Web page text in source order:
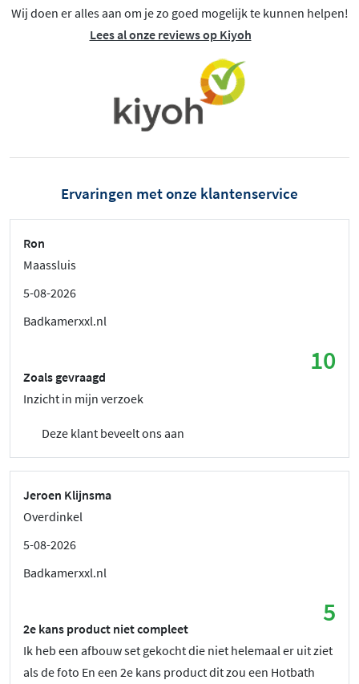
Wij doen er alles aan om je zo goed mogelijk te kunnen helpen!
Lees al onze reviews op Kiyoh
Ervaringen met onze klantenservice
Ron
Maassluis
5-08-2026
Badkamerxxl.nl
10
Zoals gevraagd
Inzicht in mijn verzoek
Deze klant beveelt ons aan
Jeroen Klijnsma
Overdinkel
5-08-2026
Badkamerxxl.nl
5
2e kans product niet compleet
Ik heb een afbouw set gekocht die niet helemaal er uit ziet
als de foto En een 2e kans product dit zou een Hotbath